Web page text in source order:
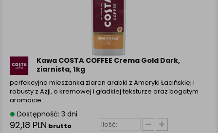
Kawa COSTA COFFEE Crema Gold Dark,
ziarnista, 1kg
perfekcyjna mieszanka ziaren arabki z Ameryki Łacińskiej i
robusty z Azji, o kremowej i gładkiej teksturze oraz bogatym
aromacie…
Dostępność: 3 dni
92,18 PLN brutto